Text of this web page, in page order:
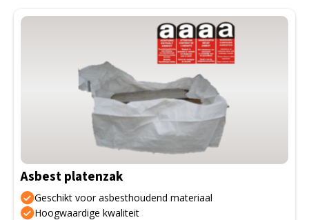
Asbest platenzak
Geschikt voor asbesthoudend materiaal
Hoogwaardige kwaliteit